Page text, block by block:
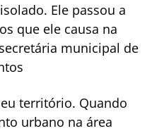
Ele passou a
que ele causa na
municipal de
território. Quando
urbano na área